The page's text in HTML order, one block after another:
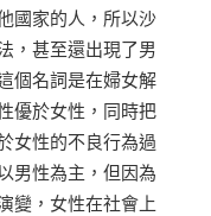
國家的人，所以沙
，甚至還出現了男
個名詞是在婦女解
優於女性，同時把
女性的不良行為過
男性為主，但因為
變，女性在社會上